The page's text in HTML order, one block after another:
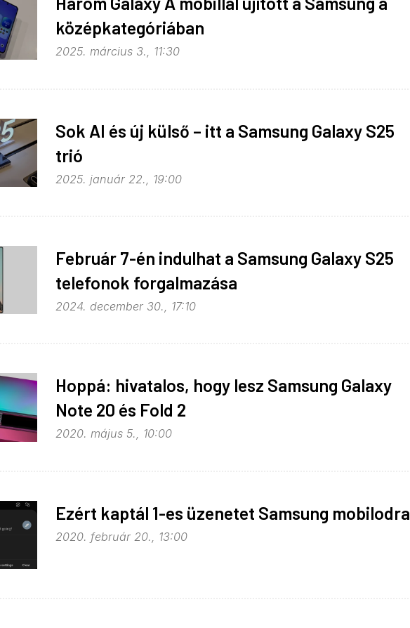
középkategóriában
2025. március 3., 11:30
Sok AI és új külső – itt a Samsung Galaxy S25
trió
2025. január 22., 19:00
Február 7-én indulhat a Samsung Galaxy S25
telefonok forgalmazása
2024. december 30., 17:10
Hoppá: hivatalos, hogy lesz Samsung Galaxy
Note 20 és Fold 2
2020. május 5., 10:00
Ezért kaptál 1-es üzenetet Samsung mobilodra
2020. február 20., 13:00